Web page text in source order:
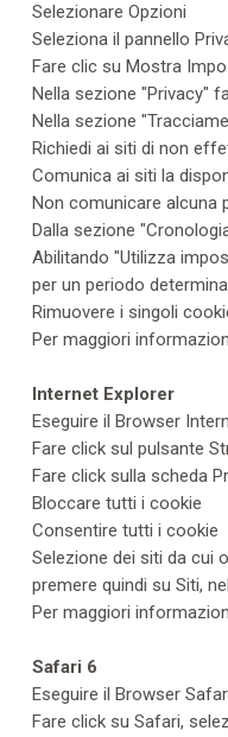
Selezionare Opzioni
Seleziona il pannello
Fare clic su Mostra
Nella sezione "Privacy"
Nella sezione
Richiedi ai siti di non
Comunica ai siti la
Non comunicare alcuna
Dalla sezione
Abilitando "Utilizza
per un periodo
Rimuovere i singoli
Per maggiori
Internet Explorer
Eseguire il Browser
Fare click sul pulsante
Fare click sulla scheda
Bloccare tutti i cookie
Consentire tutti i cookie
Selezione dei siti da cui
premere quindi su Siti,
Per maggiori
Safari 6
Eseguire il Browser
Fare click su Safari,